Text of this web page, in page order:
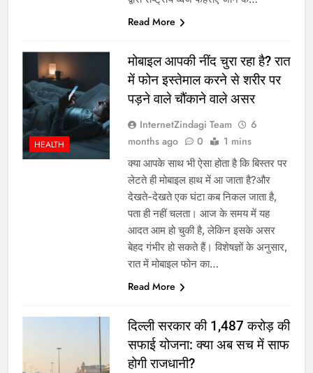
Read More
HEALTH
मोबाइल आपकी नींद चुरा रहा है? रात
में फोन इस्तेमाल करने से शरीर पर
पड़ने वाले चौंकाने वाले असर
InternetZindagi Team
6
months ago
0 1 mins
क्या आपके साथ भी ऐसा होता है कि बिस्तर पर
लेटते ही मोबाइल हाथ में आ जाता है?और
देखते-देखते एक घंटा कब निकल जाता है,
पता ही नहीं चलता। आज के समय में यह
आदत आम हो चुकी है, लेकिन इसके असर
बेहद गंभीर हो सकते हैं। विशेषज्ञों के अनुसार,
रात में मोबाइल फोन का…
Read More
दिल्ली सरकार की 1,487 करोड़ की
सफाई योजना: क्या अब सच में साफ
होगी राजधानी?